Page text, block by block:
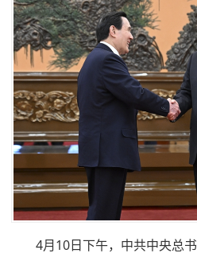
4月10日下午，中共中央总